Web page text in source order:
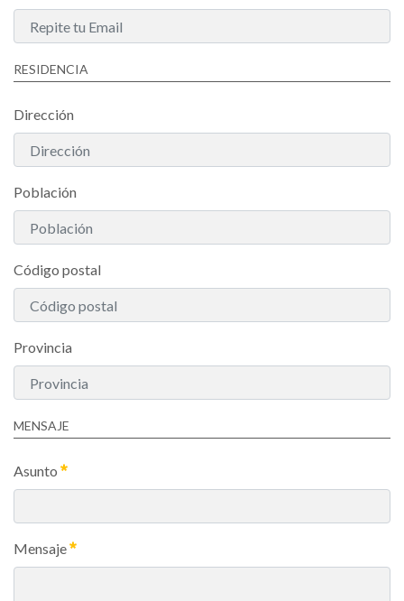
RESIDENCIA
Dirección
Población
Código postal
Provincia
MENSAJE
Asunto
Mensaje